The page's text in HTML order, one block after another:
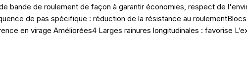
bande de roulement de façon à garantir économies, respect de
de pas spécifique : réduction de la résistance au
en virage Améliorées4 Larges rainures longitudinales : favorise